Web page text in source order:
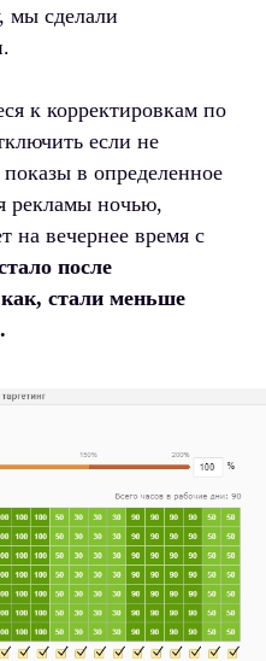
мы сделали
к корректировкам по
если не
в определенное
рекламы ночью,
на вечернее время с
после
стали меньше